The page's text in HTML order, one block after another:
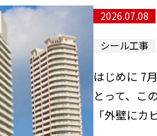
2026.07.08
シール工事
はじめに 7
とって、こ
「外壁に